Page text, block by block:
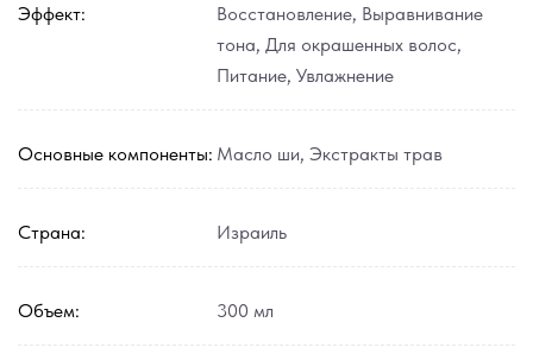
Эффект: Восстановление, Выравнивание
тона, Для окрашенных волос,
Питание,Увлажнение
Основные компоненты: Масло ши,Экстракты трав
Страна: Израиль
Объем: 300 мл